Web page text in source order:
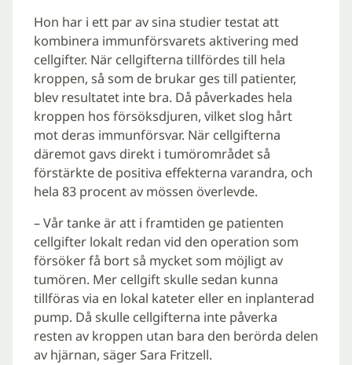
Hon har i ett par av sina studier testat att
kombinera immunförsvarets aktivering med
cellgifter. När cellgifterna tillfördes till hela
kroppen, så som de brukar ges till patienter,
blev resultatet inte bra. Då påverkades hela
kroppen hos försöksdjuren, vilket slog hårt
mot deras immunförsvar. När cellgifterna
däremot gavs direkt i tumörområdet så
förstärkte de positiva effekterna varandra, och
hela 83 procent av mössen överlevde.
– Vår tanke är att i framtiden ge patienten
cellgifter lokalt redan vid den operation som
försöker få bort så mycket som möjligt av
tumören. Mer cellgift skulle sedan kunna
tillföras via en lokal kateter eller en inplanterad
pump. Då skulle cellgifterna inte påverka
resten av kroppen utan bara den berörda delen
av hjärnan, säger Sara Fritzell.